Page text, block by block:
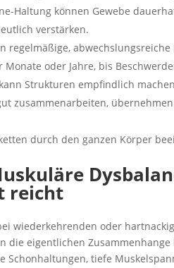
Haltung können Gewebe
verstärken.
regelmäßige, abwechslungsreiche
oder Jahre, bis
Strukturen empfindlich
zusammenarbeiten,
durch den ganzen Körper
reicht
wiederkehrenden oder
eigentlichen Zusammenhange
Schonhaltungen, tiefe